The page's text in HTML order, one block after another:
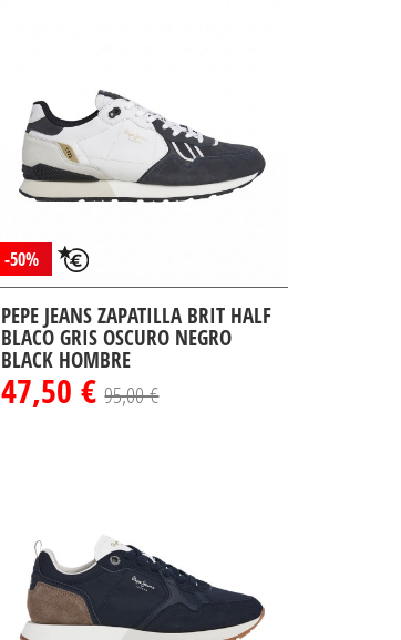
-50%
PEPE JEANS ZAPATILLA BRIT HALF
BLACO GRIS OSCURO NEGRO
BLACK HOMBRE
47,50 €95,00 €